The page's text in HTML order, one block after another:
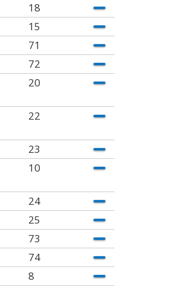
18
15
71
72
20
22
23
10
24
25
73
74
8